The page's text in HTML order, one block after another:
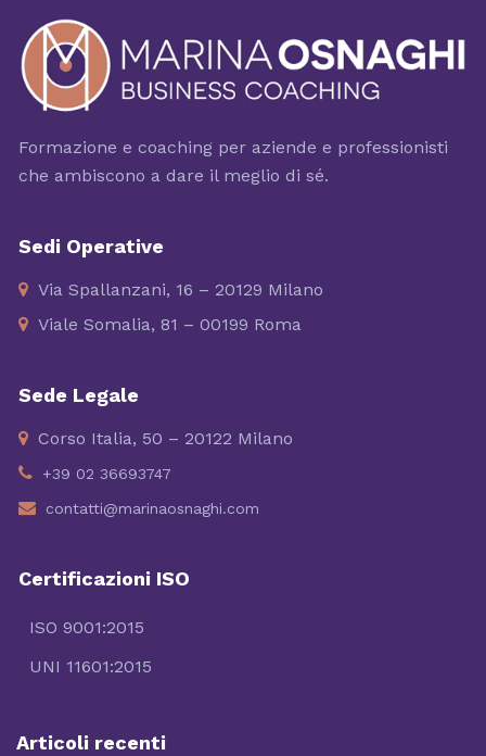
Formazione e coaching per aziende e professionisti
che ambiscono a dare il meglio di sé.
Sedi Operative
Via Spallanzani, 16 – 20129 Milano
Viale Somalia, 81 – 00199 Roma
Sede Legale
Corso Italia, 50 – 20122 Milano
+39 02 36693747
contatti@marinaosnaghi.com
Certificazioni ISO
ISO 9001:2015
UNI 11601:2015
Articoli recenti